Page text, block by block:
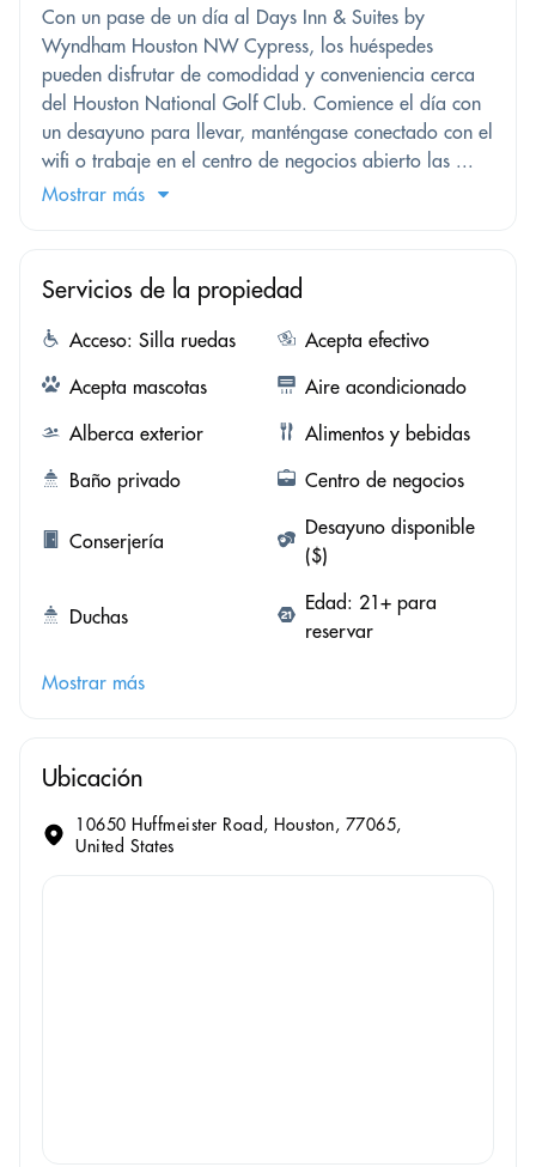
Con un pase de un día al Days Inn & Suites by
Wyndham Houston NW Cypress, los huéspedes
pueden disfrutar de comodidad y conveniencia cerca
del Houston National Golf Club. Comience el día con
un desayuno para llevar, manténgase conectado con el
wifi o trabaje en el centro de negocios abierto las ...
Mostrar más
Servicios de la propiedad
Acceso: Silla ruedas
Acepta efectivo
Acepta mascotas
Aire acondicionado
Alberca exterior
Alimentos y bebidas
Baño privado
Centro de negocios
Conserjería
Desayuno disponible
($)
Duchas
Edad: 21+ para
reservar
Mostrar más
Ubicación
10650 Huffmeister Road, Houston, 77065,
United States